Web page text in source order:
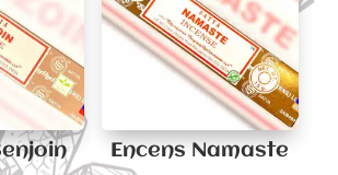
Encens Namaste